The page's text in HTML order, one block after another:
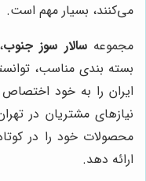
می‌کنند، بسیار مهم است.
مجموعهسالار سوز جنوب
بسته بندی مناسب،
ایران را به خود
نیازهای مشتریان در
محصولات خود را در
ارائه دهد.